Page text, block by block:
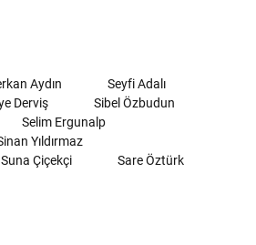
Aydın
Seyfi Adalı
Derviş
Sibel Özbudun
Selim Ergunalp
Yıldırmaz
Suna Çiçekçi
Sare Öztürk